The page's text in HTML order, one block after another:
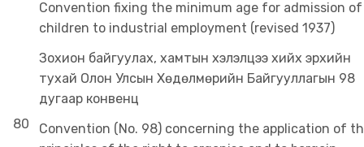
Convention fixing the minimum age for admission of
children to industrial employment (revised 1937)
80
Зохион байгуулах, хамтын хэлэлцээ хийх эрхийн
тухай Олон Улсын Хөдөлмөрийн Байгууллагын 98
дугаар конвенц
Convention (No. 98) concerning the application of